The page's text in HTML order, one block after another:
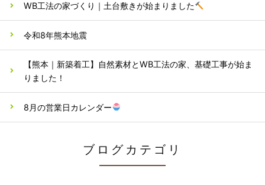
WB工法の家づくり｜土台敷きが始まりました
令和8年熊本地震
【熊本｜新築着工】自然素材とWB工法の家、基礎工事が始ま
りました！
8月の営業日カレンダー
ブログカテゴリ